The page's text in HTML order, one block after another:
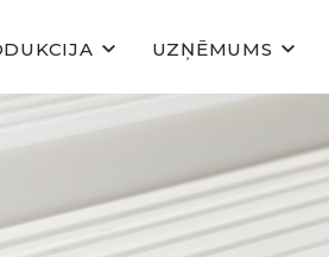
UZŅĒMUMS